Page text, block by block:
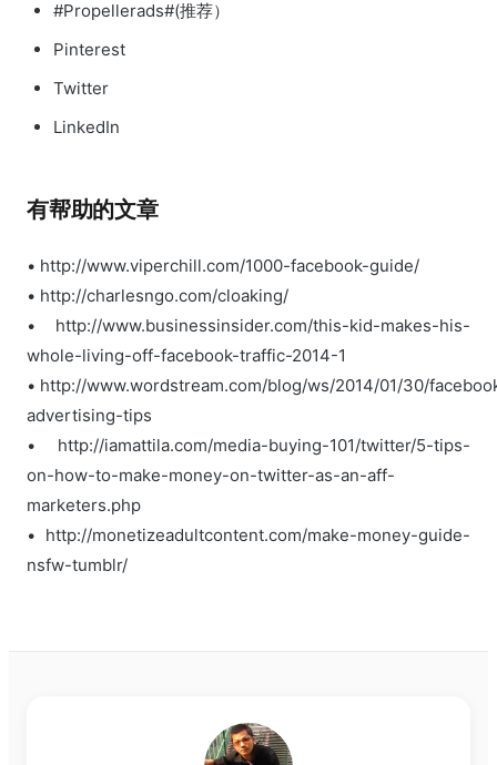
#Propellerads#(推荐）
Pinterest
Twitter
LinkedIn
有帮助的文章
• http://www.viperchill.com/1000-facebook-guide/
• http://charlesngo.com/cloaking/
• http://www.businessinsider.com/this-kid-makes-his-
whole-living-off-facebook-traffic-2014-1
• http://www.wordstream.com/blog/ws/2014/01/30/
advertising-tips
• http://iamattila.com/media-buying-101/twitter/5-tips-
on-how-to-make-money-on-twitter-as-an-aff-
marketers.php
• http://monetizeadultcontent.com/make-money-guide-
nsfw-tumblr/